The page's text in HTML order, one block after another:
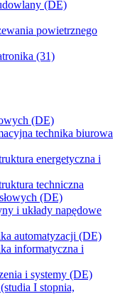
(DE)
powietrznego
(31)
(DE)
technika biurowa
energetyczna i
techniczna
(DE)
i układy napędowe
automatyzacji (DE)
informatyczna i
i systemy (DE)
I stopnia,